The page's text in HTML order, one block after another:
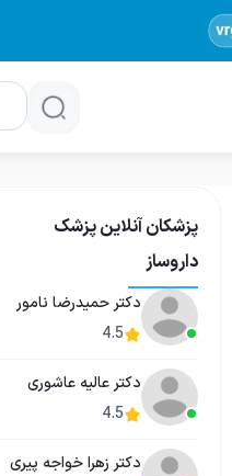
پزشکان آنلاین پزشک
داروساز
دکتر حمیدرضا نامور
4.5
دکتر عالیه عاشوری
4.5
دکتر زهرا خواجه پیری